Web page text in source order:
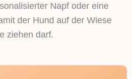
Napf oder eine
der Hund auf der Wiese
ziehen darf.